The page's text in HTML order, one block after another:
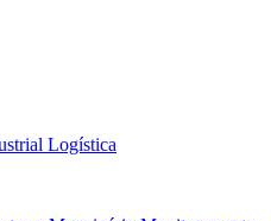
Logística